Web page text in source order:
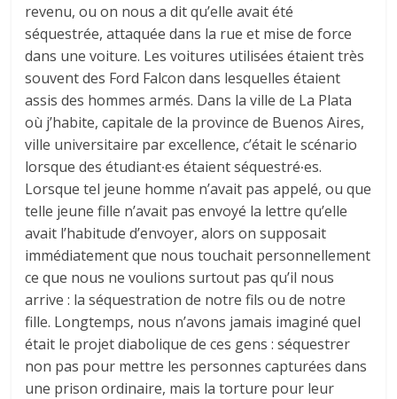
revenu, ou on nous a dit qu’elle avait été
séquestrée, attaquée dans la rue et mise de force
dans une voiture. Les voitures utilisées étaient très
souvent des Ford Falcon dans lesquelles étaient
assis des hommes armés. Dans la ville de La Plata
où j’habite, capitale de la province de Buenos Aires,
ville universitaire par excellence, c’était le scénario
lorsque des étudiant∙es étaient séquestré∙es.
Lorsque tel jeune homme n’avait pas appelé, ou que
telle jeune fille n’avait pas envoyé la lettre qu’elle
avait l’habitude d’envoyer, alors on supposait
immédiatement que nous touchait personnellement
ce que nous ne voulions surtout pas qu’il nous
arrive : la séquestration de notre fils ou de notre
fille. Longtemps, nous n’avons jamais imaginé quel
était le projet diabolique de ces gens : séquestrer
non pas pour mettre les personnes capturées dans
une prison ordinaire, mais la torture pour leur